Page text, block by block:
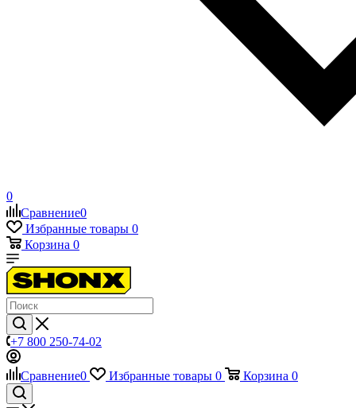
0
Сравнение0
Избранные товары 0
Корзина 0
+7 800 250-74-02
Сравнение0 Избранные товары 0 Корзина 0